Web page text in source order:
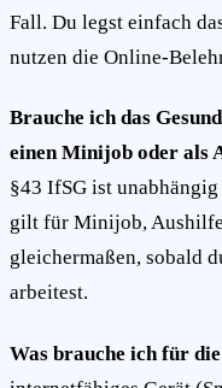
Fall. Du legst einfach
nutzen die Online-
Brauche ich das
einen Minijob oder als
§43 IfSG ist
gilt für Minijob,
gleichermaßen, sobald
arbeitest.
Was brauche ich für